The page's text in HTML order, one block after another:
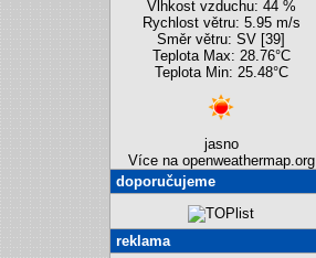
Vlhkost vzduchu: 44 %
Rychlost větru: 5.95 m/s
Směr větru: SV [39]
Teplota Max: 28.76°C
Teplota Min: 25.48°C
jasno
Více na openweathermap.org
doporučujeme
reklama